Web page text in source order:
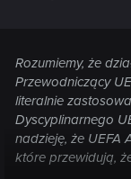
Rozumiemy, że
Przewodniczący
literalnie
Dyscyplinarnego
nadzieję, że UEFA
które przewidują,